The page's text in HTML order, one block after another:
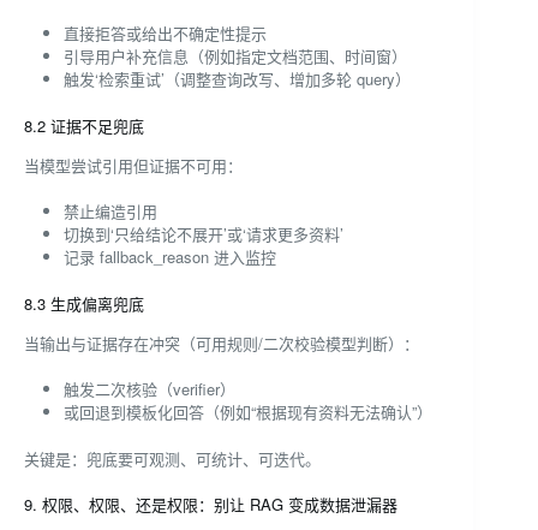
直接拒答或给出不确定性提示
引导用户补充信息（例如指定文档范围、时间窗）
触发‘检索重试’（调整查询改写、增加多轮 query）
8.2 证据不足兜底
当模型尝试引用但证据不可用：
禁止编造引用
切换到‘只给结论不展开’或‘请求更多资料’
记录 fallback_reason 进入监控
8.3 生成偏离兜底
当输出与证据存在冲突（可用规则/二次校验模型判断）：
触发二次核验（verifier）
或回退到模板化回答（例如“根据现有资料无法确认”）
关键是：兜底要可观测、可统计、可迭代。
9. 权限、权限、还是权限：别让 RAG 变成数据泄漏器